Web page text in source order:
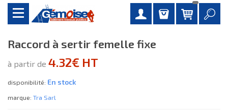
Raccord à sertir femelle fixe
à partir de 4.32€ HT
disponibilité: En stock
marque: Tra Sarl